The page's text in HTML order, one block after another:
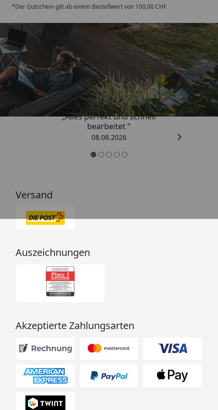
*Der Gutschein gilt ab einem Bestellwert von 100,00 CHF
Trusted Shops
4,81/ 5
„Alles perfekt und schnell
bearbeitet “
08.08.2026
Versand
Auszeichnungen
Akzeptierte Zahlungsarten